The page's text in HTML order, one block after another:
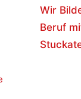
Wir
Beruf